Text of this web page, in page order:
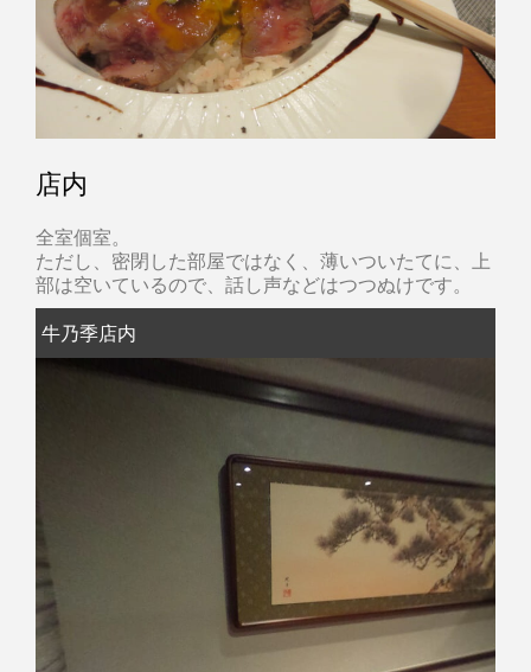
店内
全室個室。
ただし、密閉した部屋ではなく、薄いついたてに、上
部は空いているので、話し声などはつつぬけです。
牛乃季店内